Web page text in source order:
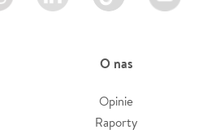
O nas
Opinie
Raporty